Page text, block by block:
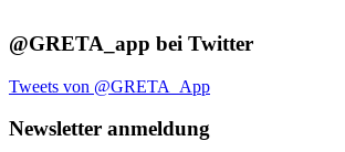
@GRETA_app bei Twitter
Tweets von @GRETA_App
Newsletter anmeldung